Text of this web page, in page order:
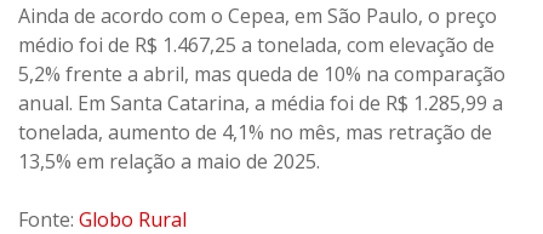
Ainda de acordo com o Cepea, em São Paulo, o preço
médio foi de R$ 1.467,25 a tonelada, com elevação de
5,2% frente a abril, mas queda de 10% na comparação
anual. Em Santa Catarina, a média foi de R$ 1.285,99 a
tonelada, aumento de 4,1% no mês, mas retração de
13,5% em relação a maio de 2025.
Fonte: Globo Rural